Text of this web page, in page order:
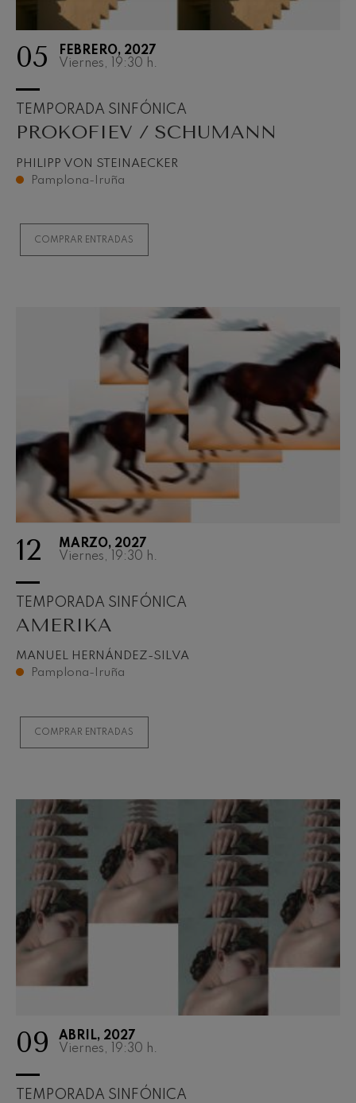
05
FEBRERO, 2027
Viernes, 19:30 h.
TEMPORADA SINFÓNICA
PROKOFIEV / SCHUMANN
PHILIPP VON STEINAECKER
Pamplona-Iruña
COMPRAR ENTRADAS
12
MARZO, 2027
Viernes, 19:30 h.
TEMPORADA SINFÓNICA
AMERIKA
MANUEL HERNÁNDEZ-SILVA
Pamplona-Iruña
COMPRAR ENTRADAS
09
ABRIL, 2027
Viernes, 19:30 h.
TEMPORADA SINFÓNICA